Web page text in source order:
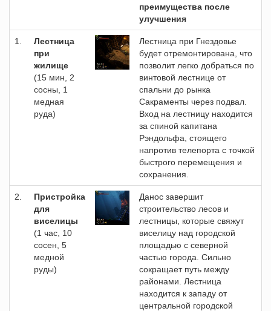
преимущества после
улучшения
1.
Лестница
при
жилище
(15 мин, 2
сосны, 1
медная
руда)
Лестница при Гнездовье
будет отремонтирована, что
позволит легко добраться по
винтовой лестнице от
спальни до рынка
Сакраменты через подвал.
Вход на лестницу находится
за спиной капитана
Рэндольфа, стоящего
напротив телепорта с точкой
быстрого перемещения и
сохранения.
2.
Пристройка
для
виселицы
(1 час, 10
сосен, 5
медной
руды)
Данос завершит
строительство лесов и
лестницы, которые свяжут
виселицу над городской
площадью с северной
частью города. Сильно
сокращает путь между
районами. Лестница
находится к западу от
центральной городской